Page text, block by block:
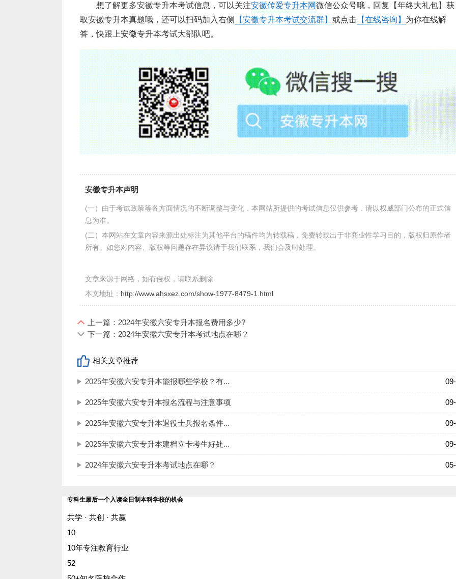
想了解更多安徽专升本考试信息，可以关注安徽传爱专升本网微信公众号哦，回复【年终大礼包】获
取安徽专升本真题哦，还可以扫码加入右侧
【安徽专升本考试交流群】 或点击 【在线咨询】 为你在线解
答，快跟上安徽专升本考试大部队吧。
安徽专升本声明
(一）由于考试政策等各方面情况的不断调整与变化，本网站所提供的考试信息仅供参考，请以权威部门公布的正式信
息为准。
(二）本网站在文章内容来源出处标注为其他平台的稿件均为转载稿，免费转载出于非商业性学习目的，版权归原作者
所有。如您对内容、版权等问题存在异议请于我们联系，我们会及时处理。
文章来源于网络，如有侵权，请联系删除
本文地址： http://www.ahsxez.com/show-1977-8479-1.html
上一篇：2024年安徽六安专升本报名费用多少?
下一篇：2024年安徽六安专升本考试地点在哪？
相关文章推荐
2025年安徽六安专升本能报哪些学校？有...
2025年安徽六安专升本报名流程与注意事项
2025年安徽六安专升本退役士兵报名条件...
2025年安徽六安专升本建档立卡考生好处...
2024年安徽六安专升本考试地点在哪？
专科生最后一个入读全日制本科学校的机会
共学 · 共创 · 共赢
10
10年专注教育行业
52